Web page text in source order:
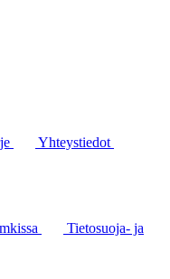
Yhteystiedot
Tietosuoja- ja